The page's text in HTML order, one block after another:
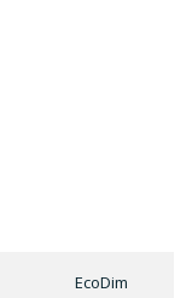
EcoDim